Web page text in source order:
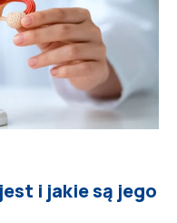
i jakie są jego